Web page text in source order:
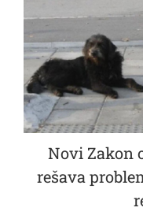
Novi Zakon
rešava